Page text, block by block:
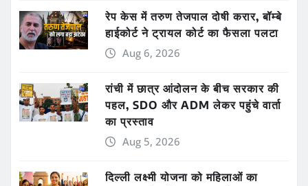
रेप केस में तरुण तेजपाल दोषी करार, बॉम्बे
हाईकोर्ट ने ट्रायल कोर्ट का फैसला पलटा
Aug 6, 2026
रांची में छात्र आंदोलन के बीच सरकार की
पहल, SDO और ADM लेकर पहुंचे वार्ता
का प्रस्ताव
Aug 5, 2026
दिल्ली लक्ष्मी योजना को महिलाओं का